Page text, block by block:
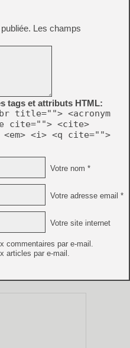
Les champs
tags et attributs HTML:
title=""> <acronym
cite=""> <cite>
<em> <i> <q cite="">
Votre nom *
Votre adresse email *
Votre site internet
commentaires par e-mail.
articles par e-mail.